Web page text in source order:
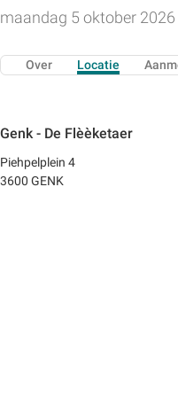
maandag 5 oktober
Over Locatie
Genk - De Flèèketaer
Piehpelplein 4
3600 GENK